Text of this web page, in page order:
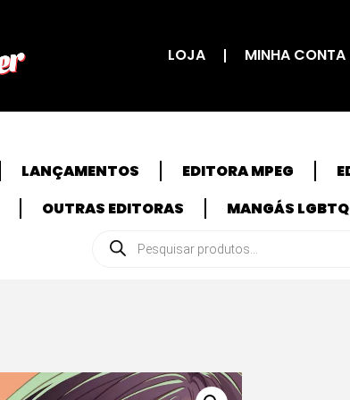
LOJA MINHA CONTA
LANÇAMENTOS EDITORA MPEG
OUTRAS EDITORAS MANGÁS